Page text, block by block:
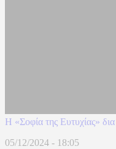
Η «Σοφία της Ευτυχίας»
05/12/2024 - 18:05